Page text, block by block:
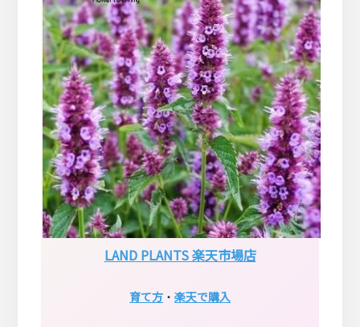
LAND PLANTS 楽天市場店
育て方 ・ 楽天で購入